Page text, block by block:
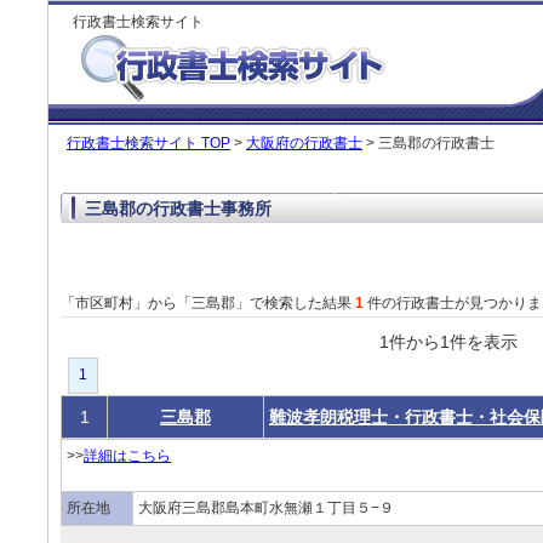
行政書士検索サイト
行政書士検索サイト TOP > 大阪府の行政書士 > 三島郡の行政書士
三島郡の行政書士事務所
「市区町村」から「三島郡」で検索した結果 1 件の行政書士が見つかり
1件から1件を表
1
1 三島郡 難波孝朗税理士・行政書士・社会
>>詳細はこちら
所在地 大阪府三島郡島本町水無瀬１丁目５−９